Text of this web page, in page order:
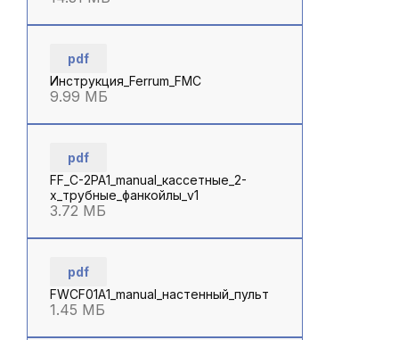
pdf
Инструкция_Ferrum_FMC
9.99 МБ
pdf
FF_С-2PA1_manual_кассетные_2-
х_трубные_фанкойлы_v1
3.72 МБ
pdf
FWCF01A1_manual_настенный_пульт
1.45 МБ